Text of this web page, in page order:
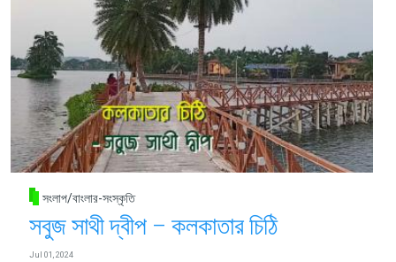
সংলাপ/বাংলার-সংস্কৃতি
সবুজ সাথী দ্বীপ – কলকাতার চিঠি
Jul 01, 2024